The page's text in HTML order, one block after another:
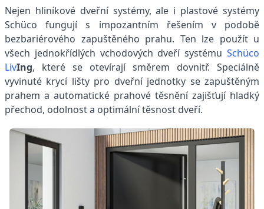
Nejen hliníkové dveřní systémy, ale i plastové systémy
Schüco fungují s impozantním řešením v podobě
bezbariérového zapuštěného prahu. Ten lze použít u
všech jednokřídlých vchodových dveří systému Schüco
LivIng, které se otevírají směrem dovnitř. Speciálně
vyvinuté krycí lišty pro dveřní jednotky se zapuštěným
prahem a automatické prahové těsnění zajišťují hladký
přechod, odolnost a optimální těsnost dveří.